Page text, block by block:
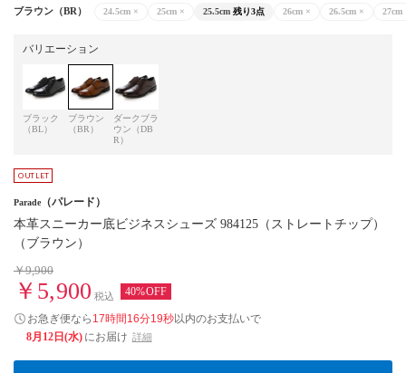
ブラウン（BR） 24.5cm × 25cm × 25.5cm 残り3点 26cm × 26.5cm × 27cm
バリエーション
ブラック
（BL）
ブラウン
（BR）
ダークブラ
ウン（DB
R）
Parade （パレード）
本革スニーカー底ビジネスシューズ 984125（ストレートチップ）
（ブラウン）
￥9,900
￥5,900 税込 40%OFF
お急ぎ便なら 17時間16分18秒以内のお支払いで
8月12日(水) にお届け 詳細